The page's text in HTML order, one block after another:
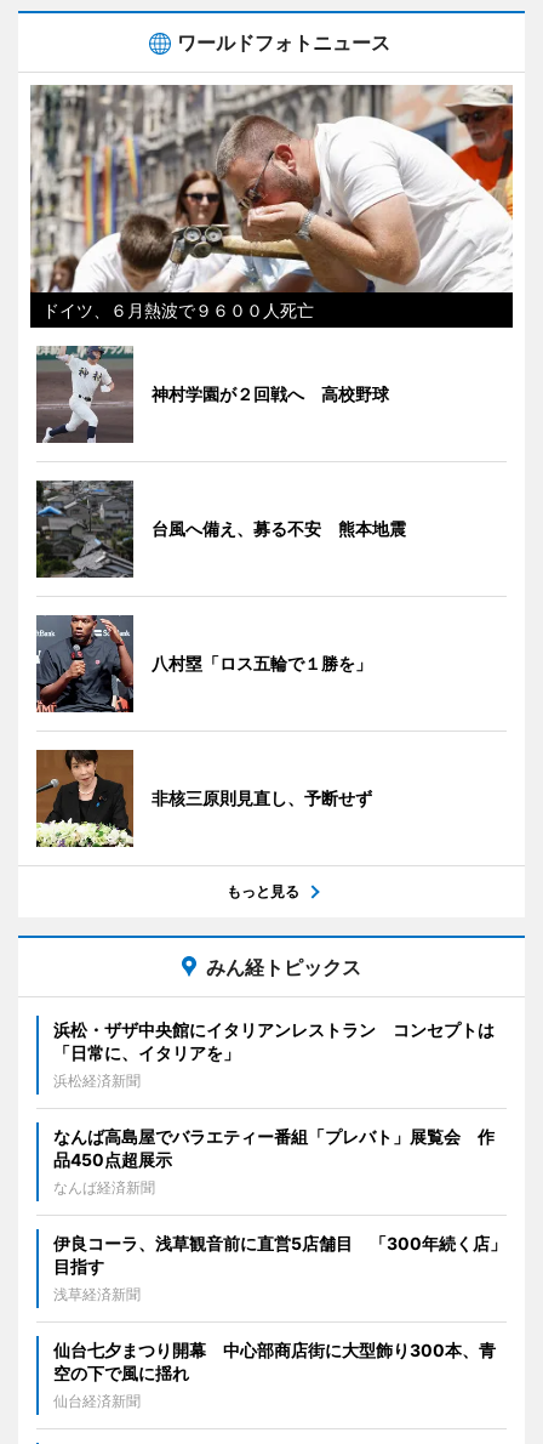
ワールドフォトニュース
ドイツ、６月熱波で９６００人死亡
神村学園が２回戦へ 高校野球
台風へ備え、募る不安 熊本地震
八村塁「ロス五輪で１勝を」
非核三原則見直し、予断せず
もっと見る
みん経トピックス
浜松・ザザ中央館にイタリアンレストラン コンセプトは
「日常に、イタリアを」
浜松経済新聞
なんば高島屋でバラエティー番組「プレバト」展覧会 作
品450点超展示
なんば経済新聞
伊良コーラ、浅草観音前に直営5店舗目 「300年続く店」
目指す
浅草経済新聞
仙台七夕まつり開幕 中心部商店街に大型飾り300本、青
空の下で風に揺れ
仙台経済新聞